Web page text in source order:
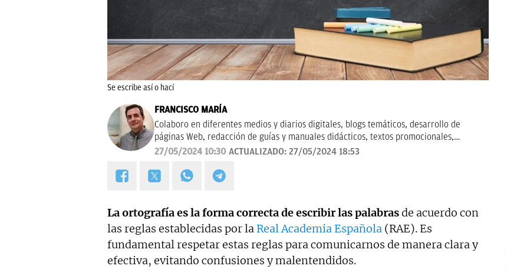
Se escribe así o hací
FRANCISCO MARÍA
Colaboro en diferentes medios y diarios digitales, blogs temáticos, desarrollo de
páginas Web, redacción de guías y manuales didácticos, textos promocionales,
campañas publicitarias y de marketing, artículos de opinión, relatos y guiones, y
calidad, bien documentado y revisado, así como a la curación y depuración de textos.
27/05/2024 10:30 ACTUALIZADO: 27/05/2024 18:53
La ortografía es la forma correcta de escribir las palabrasde acuerdo con
las reglas establecidas por la Real Academia Española (RAE). Es
fundamental respetar estas reglas para comunicarnos de manera clara y
efectiva, evitando confusiones y malentendidos.